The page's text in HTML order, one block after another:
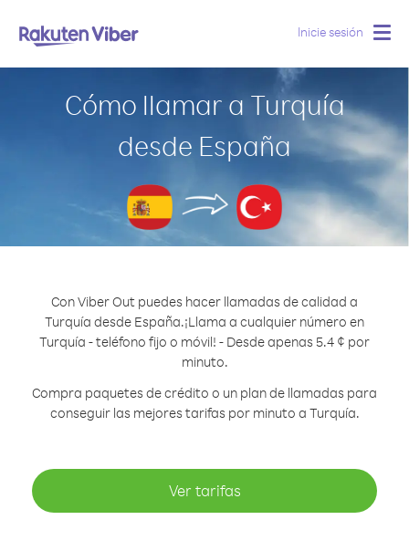
Inicie sesión
Cómo llamar a Turquía
desde España
Con Viber Out puedes hacer llamadas de calidad a
Turquía desde España.¡Llama a cualquier número en
Turquía - teléfono fijo o móvil! - Desde apenas 5.4 ¢ por
minuto.
Compra paquetes de crédito o un plan de llamadas para
conseguir las mejores tarifas por minuto a Turquía.
Ver tarifas